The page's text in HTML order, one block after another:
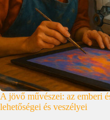
A jövő művészei: az emberi
lehetőségei és veszélyei